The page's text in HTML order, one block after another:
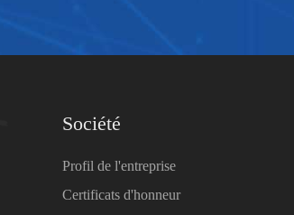
Société
Profil de l'entreprise
Certificats d'honneur